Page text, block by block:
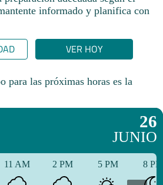
informado y planifica con
VER HOY
para las próximas horas es la
26
JUNIO
11 AM 2 PM 5 PM 8